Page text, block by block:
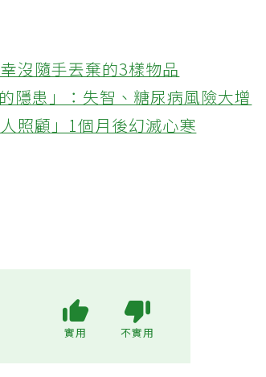
沒隨手丟棄的3樣物品
隱患」：失智、糖尿病風險大增
照顧」1個月後幻滅心寒